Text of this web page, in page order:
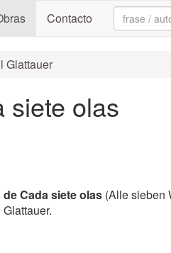
Contacto Search:
Glattauer
siete olas
Cada siete olas (Alle sieben